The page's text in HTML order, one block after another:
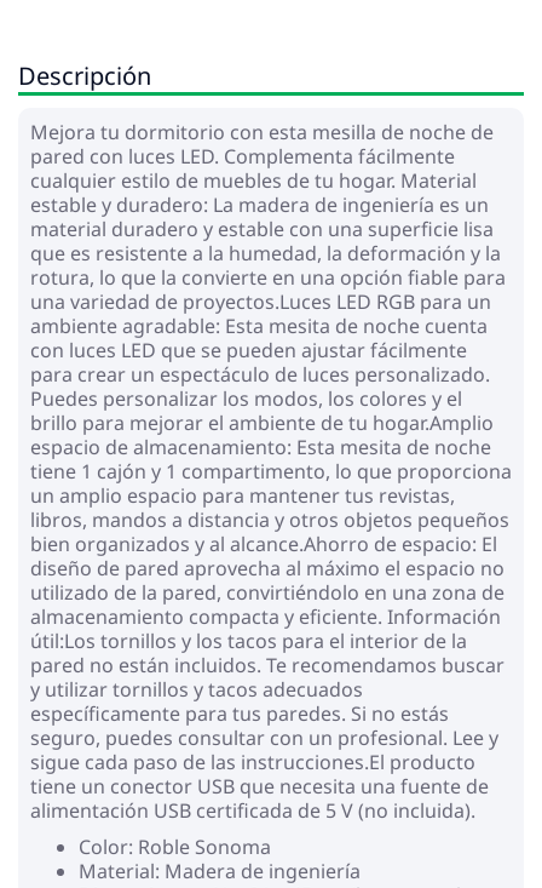
Descripción
Mejora tu dormitorio con esta mesilla de noche de
pared con luces LED. Complementa fácilmente
cualquier estilo de muebles de tu hogar. Material
estable y duradero: La madera de ingeniería es un
material duradero y estable con una superficie lisa
que es resistente a la humedad, la deformación y la
rotura, lo que la convierte en una opción fiable para
una variedad de proyectos.Luces LED RGB para un
ambiente agradable: Esta mesita de noche cuenta
con luces LED que se pueden ajustar fácilmente
para crear un espectáculo de luces personalizado.
Puedes personalizar los modos, los colores y el
brillo para mejorar el ambiente de tu hogar.Amplio
espacio de almacenamiento: Esta mesita de noche
tiene 1 cajón y 1 compartimento, lo que proporciona
un amplio espacio para mantener tus revistas,
libros, mandos a distancia y otros objetos pequeños
bien organizados y al alcance.Ahorro de espacio: El
diseño de pared aprovecha al máximo el espacio no
utilizado de la pared, convirtiéndolo en una zona de
almacenamiento compacta y eficiente. Información
útil:Los tornillos y los tacos para el interior de la
pared no están incluidos. Te recomendamos buscar
y utilizar tornillos y tacos adecuados
específicamente para tus paredes. Si no estás
seguro, puedes consultar con un profesional. Lee y
sigue cada paso de las instrucciones.El producto
tiene un conector USB que necesita una fuente de
alimentación USB certificada de 5 V (no incluida).
Color: Roble Sonoma
Material: Madera de ingeniería